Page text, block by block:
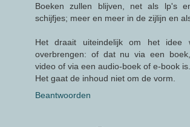
Boeken zullen blijven, net als lp's
schijfjes; meer en meer in de zijlijn en
Het draait uiteindelijk om het idee
overbrengen: of dat nu via een
video of via een audio-boek of e-book is.
Het gaat de inhoud niet om de vorm.
Beantwoorden